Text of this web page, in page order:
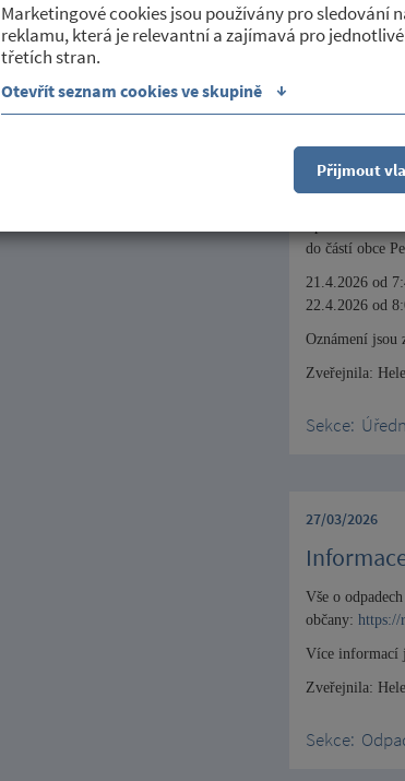
Marketingové cookies jsou používány pro sledování
reklamu, která je relevantní a zajímavá pro
třetích stran.
Otevřít seznam cookies ve skupině ↓
Přijmout
01/04/2026
Přerušení
Společnost
do částí obce
21.4.2026 od
22.4.2026 od
Oznámení jsou
Zveřejnila:
Sekce:
27/03/2026
Vše o
občany: https://
Více informací
Zveřejnila:
Sekce: